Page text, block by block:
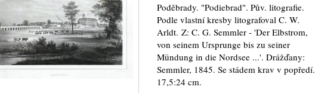
Poděbrady. "Podiebrad". Pův. litografie.
Podle vlastní kresby litografoval C. W.
Arldt. Z: C. G. Semmler - 'Der Elbstrom,
von seinem Ursprunge bis zu seiner
Mündung in die Nordsee ...'. Drážďany:
Semmler, 1845. Se stádem krav v popředí.
17,5:24 cm.